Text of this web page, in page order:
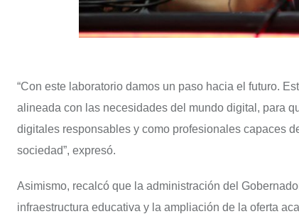
“Con este laboratorio damos un paso hacia el futuro.
alineada con las necesidades del mundo digital, para
digitales responsables y como profesionales capaces
sociedad”, expresó.
Asimismo, recalcó que la administración del
infraestructura educativa y la ampliación de la oferta